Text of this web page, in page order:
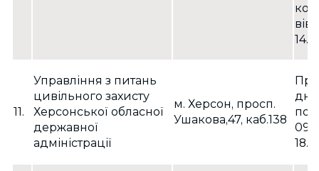
11.
Управління з питань
цивільного захисту
Херсонської обласної
державної
адміністрації
м. Херсон, просп.
Ушакова,47, каб.138